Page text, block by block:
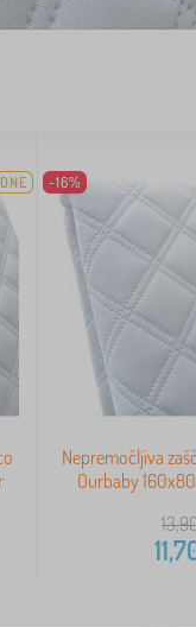
-16%
Nepremočljiva
Ourbaby